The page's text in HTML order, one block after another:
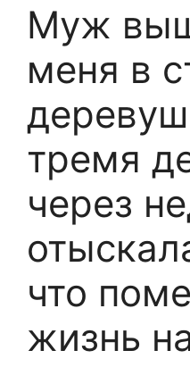
Муж
меня в
тремя
через
что
жизнь